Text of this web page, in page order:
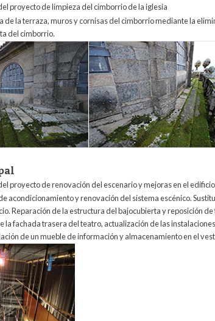
proyecto de limpieza del cimborrio de la iglesia
de la terraza, muros y cornisas del cimborrio mediante la
del cimborrio.
proyecto derenovación del escenario y mejoras en el edificio
acondicionamiento y renovación del sistema escénico.
Reparación de la estructura del bajocubierta y reposición
la fachada trasera del teatro, actualización de las
de un mueble de información y almacenamiento en el